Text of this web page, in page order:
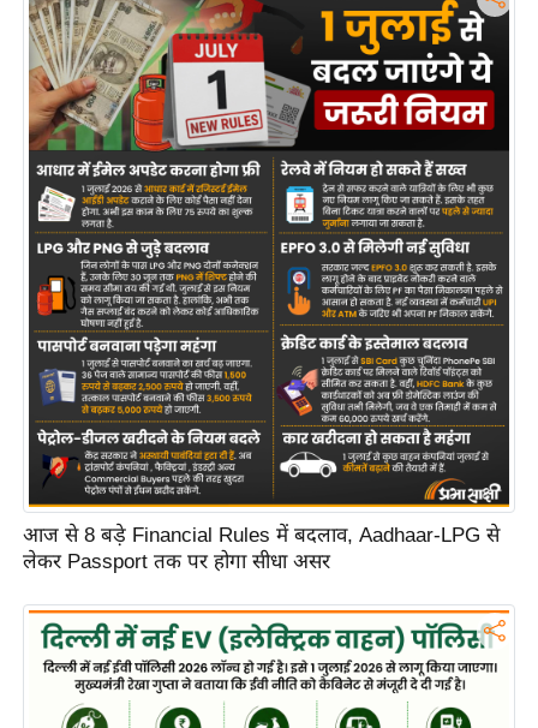
आज से 8 बड़े Financial Rules में बदलाव, Aadhaar-LPG से
लेकर Passport तक पर होगा सीधा असर